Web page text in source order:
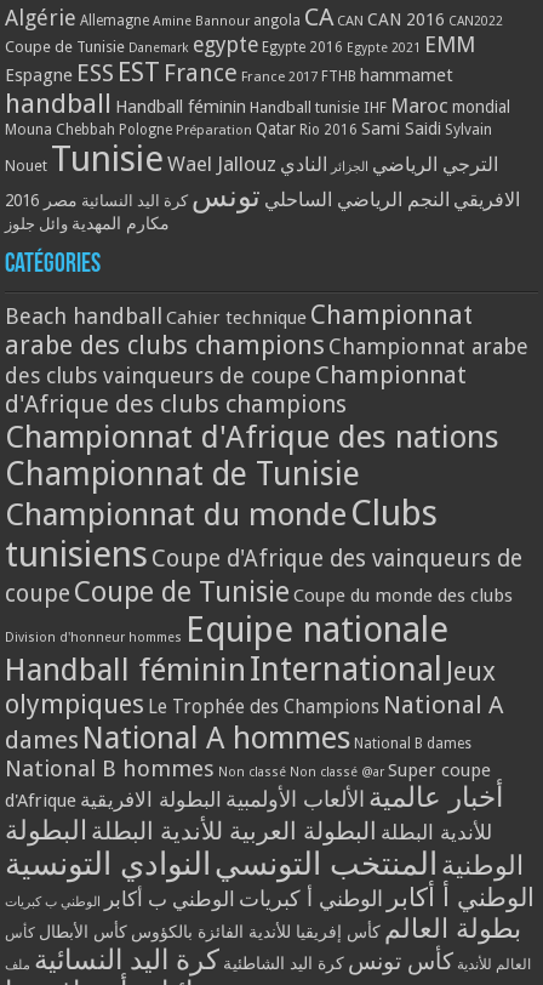
Algérie Allemagne Amine Bannour angola CA CAN CAN 2016 CAN2022
Coupe de Tunisie Danemark egypte Egypte 2016 Egypte 2021 EMM
Espagne ESS EST France France 2017 FTHB hammamet
handball Handball féminin Handball tunisie IHF Maroc mondial
Mouna Chebbah Pologne Préparation Qatar Rio 2016 Sami Saidi Sylvain
Nouet Tunisie Wael Jallouz الترجي الرياضي الجزائر النادي
الافريقي النجم الرياضي الساحلي تونس كرة اليد النسائية مصر 2016
مكارم المهدية وائل جلوز
Catégories
Beach handball Cahier technique Championnat
arabe des clubs champions Championnat arabe
des clubs vainqueurs de coupe Championnat
d'Afrique des clubs champions
Championnat d'Afrique des nations
Championnat de Tunisie
Championnat du monde Clubs
tunisiens Coupe d'Afrique des vainqueurs de
coupe Coupe de Tunisie Coupe du monde des clubs
Division d'honneur hommes Equipe nationale
Handball féminin International Jeux
olympiques Le Trophée des Champions National A
dames National A hommes National B dames
National B hommes Non classé Non classé @ar Super coupe
d'Afrique
أخبار عالمية الألعاب الأولمبية البطولة الافريقية
للأندية البطلة البطولة العربية للأندية البطلة البطولة
الوطنية المنتخب التونسي النوادي التونسية
الوطني أ أكابر الوطني أ كبريات الوطني ب أكابر الوطني ب كبريات
بطولة العالم كأس إفريقيا للأندية الفائزة بالكؤوس كأس الأبطال كأس
العالم للأندية كأس تونس كرة اليد الشاطئية كرة اليد النسائية ملف